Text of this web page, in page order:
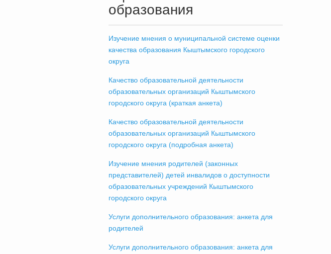
образования
Изучение мнения о муниципальной системе оценки
качества образования Кыштымского городского
округа
Качество образовательной деятельности
образовательных организаций Кыштымского
городского округа (краткая анкета)
Качество образовательной деятельности
образовательных организаций Кыштымского
городского округа (подробная анкета)
Изучение мнения родителей (законных
представителей) детей инвалидов о доступности
образовательных учреждений Кыштымского
городского округа
Услуги дополнительного образования: анкета для
родителей
Услуги дополнительного образования: анкета для